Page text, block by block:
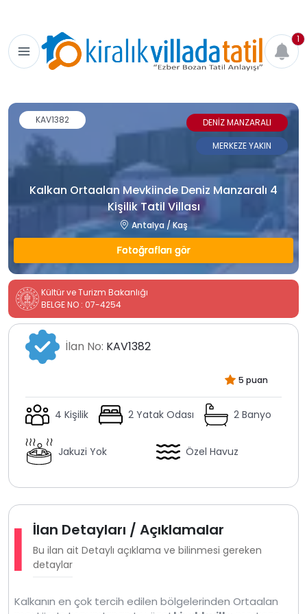
1
Kalkan Ortaalan Mevkiinde Deniz Manzaralı 4
Kişilik Tatil Villası
Antalya / Kaş
Fotoğrafları gör
KAV1382
DENİZ MANZARALI
MERKEZE YAKIN
Kültür ve Turizm Bakanlığı
BELGE NO : 07-4254
İlan No: KAV1382
5 puan
4 Kişilik 2 Yatak Odası 2 Banyo
Jakuzi Yok Özel Havuz
İlan Detayları / Açıklamalar
Bu ilan ait Detaylı açıklama ve bilinmesi gereken
detaylar
Kalkanın en çok tercih edilen bölgelerinden Ortaalan